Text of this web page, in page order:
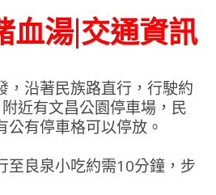
血湯|交通資訊
，沿著民族路直行，行駛約
近有文昌公園停車場，民
公有停車格可以停放。
至良泉小吃約需10分鐘，步